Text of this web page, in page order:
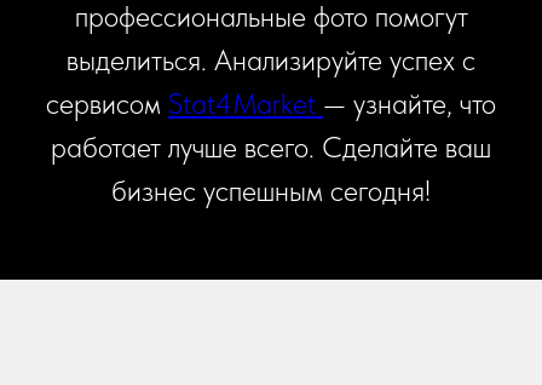
профессиональные фото помогут
выделиться. Анализируйте успех с
сервисом Stat4Market — узнайте, что
работает лучше всего. Сделайте ваш
бизнес успешным сегодня!